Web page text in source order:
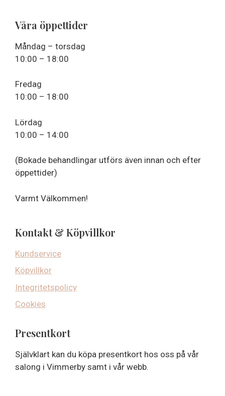
Våra öppettider
Måndag – torsdag
10:00 – 18:00
Fredag
10:00 – 18:00
Lördag
10:00 – 14:00
(Bokade behandlingar utförs även innan och efter
öppettider)
Varmt Välkommen!
Kontakt & Köpvillkor
Kundservice
Köpvillkor
Integritetspolicy
Cookies
Presentkort
Självklart kan du köpa presentkort hos oss på vår
salong i Vimmerby samt i vår webb.